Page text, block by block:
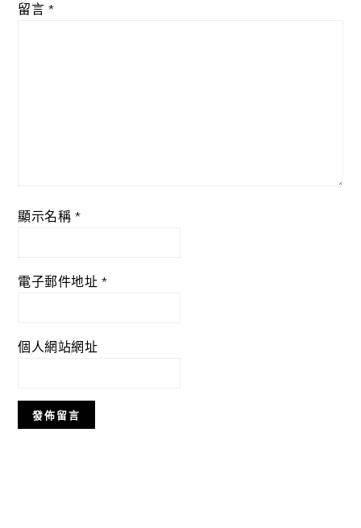
留言 *
顯示名稱 *
電子郵件地址 *
個人網站網址